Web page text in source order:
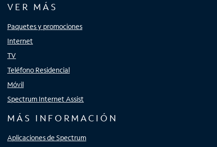
VER MÁS
Paquetes y promociones
Internet
TV
Teléfono Residencial
Móvil
Spectrum Internet Assist
MÁS INFORMACIÓN
Aplicaciones de Spectrum